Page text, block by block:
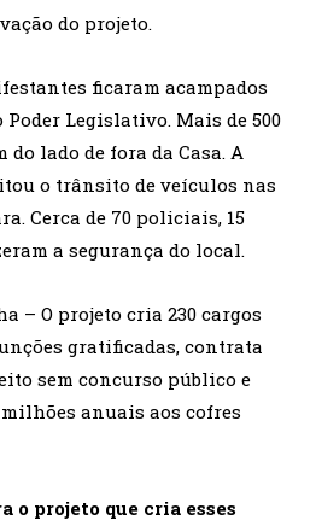
do projeto.
ficaram acampados
Legislativo. Mais de 500
lado de fora da Casa. A
o trânsito de veículos nas
Cerca de 70 policiais, 15
a segurança do local.
– O projeto cria 230 cargos
gratificadas, contrata
sem concurso público e
anuais aos cofres
o projeto que cria esses